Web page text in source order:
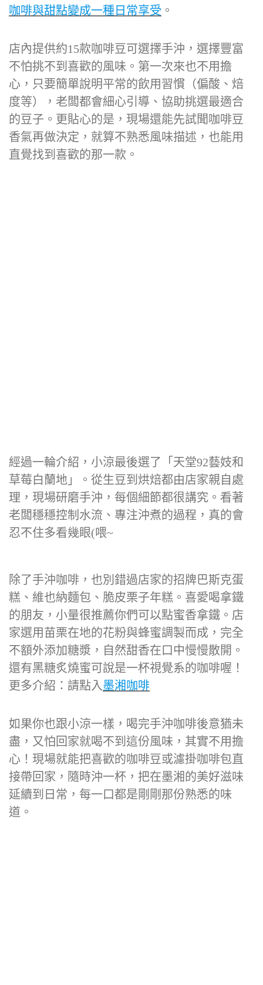
咖啡與甜點變成一種日常享受 。
店內提供約15款咖啡豆可選擇手沖，選擇豐富
不怕挑不到喜歡的風味。第一次來也不用擔
心，只要簡單說明平常的飲用習慣（偏酸、焙
度等），老闆都會細心引導、協助挑選最適合
的豆子。更貼心的是，現場還能先試聞咖啡豆
香氣再做決定，就算不熟悉風味描述，也能用
直覺找到喜歡的那一款。
經過一輪介紹，小涼最後選了「天堂92藝妓和
草莓白蘭地」。從生豆到烘焙都由店家親自處
理，現場研磨手沖，每個細節都很講究。看著
老闆穩穩控制水流、專注沖煮的過程，真的會
忍不住多看幾眼(喂~
除了手沖咖啡，也別錯過店家的招牌巴斯克蛋
糕、維也納麵包、脆皮栗子年糕。喜愛喝拿鐵
的朋友，小量很推薦你們可以點蜜香拿鐵。店
家選用苗栗在地的花粉與蜂蜜調製而成，完全
不額外添加糖漿，自然甜香在口中慢慢散開。
還有黑糖炙燒蜜可說是一杯視覺系的咖啡喔！
更多介紹：請點入墨湘咖啡
如果你也跟小涼一樣，喝完手沖咖啡後意猶未
盡，又怕回家就喝不到這份風味，其實不用擔
心！現場就能把喜歡的咖啡豆或濾掛咖啡包直
接帶回家，隨時沖一杯，把在墨湘的美好滋味
延續到日常，每一口都是剛剛那份熟悉的味
道。